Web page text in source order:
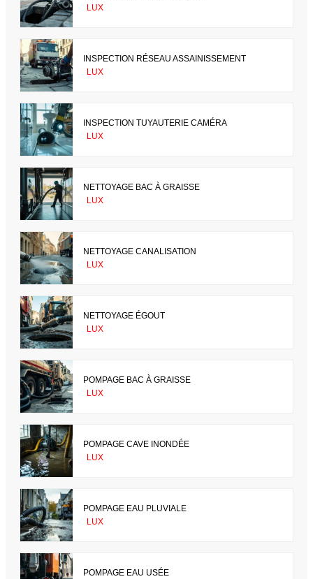
LUX
INSPECTION RÉSEAU ASSAINISSEMENT
LUX
INSPECTION TUYAUTERIE CAMÉRA
LUX
NETTOYAGE BAC À GRAISSE
LUX
NETTOYAGE CANALISATION
LUX
NETTOYAGE ÉGOUT
LUX
POMPAGE BAC À GRAISSE
LUX
POMPAGE CAVE INONDÉE
LUX
POMPAGE EAU PLUVIALE
LUX
POMPAGE EAU USÉE